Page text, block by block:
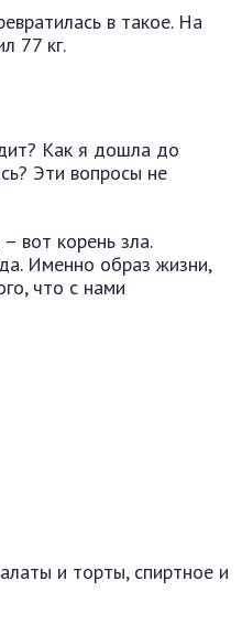
в такое. На
77 кг.
Как я дошла до
Эти вопросы не
вот корень зла.
Именно образ жизни,
что с нами
и торты, спиртное и